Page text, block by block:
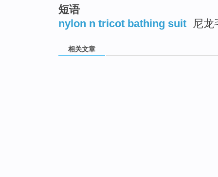
短语
nylon n tricot bathing suit
尼龙
相关文章